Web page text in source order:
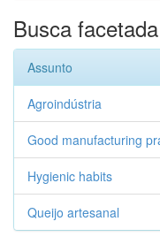
Busca facetada
Assunto
Agroindústria
Good manufacturing
Hygienic habits
Queijo artesanal